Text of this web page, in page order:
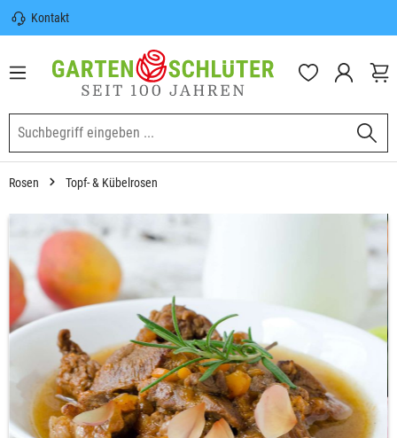
springen
Kontakt
Sicherer Versand | Versandkostenfrei
(DE) ab 100€
Garten-Schlüter Anwachsgarantie
Rosen Topf- & Kübelrosen